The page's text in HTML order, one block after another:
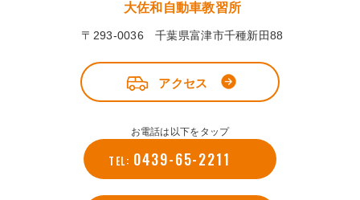
大佐和自動車教習所
〒293-0036 千葉県富津市千種新田88
アクセス
お電話は以下をタップ
TEL: 0439-65-2211